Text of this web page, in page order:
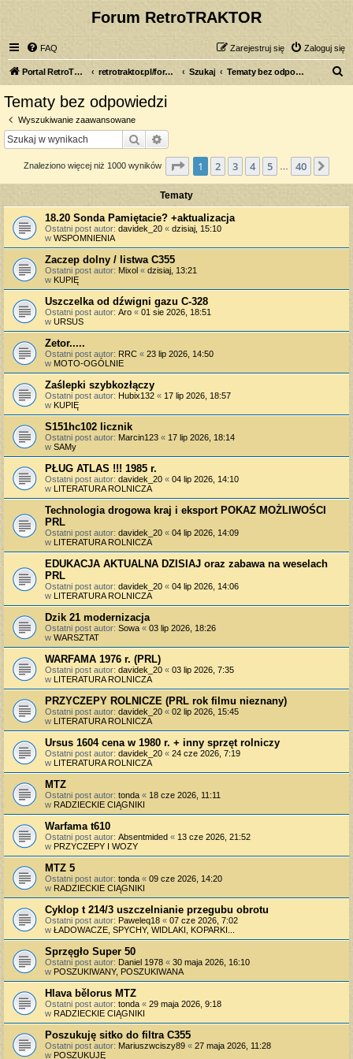
Forum RetroTRAKTOR
FAQ Zaloguj się
Zarejestruj się
Portal RetroTRAKTOR.pl retrotraktor.pl/forum Szukaj Tematy bez odpowiedzi
Tematy bez odpowiedzi
Wyszukiwanie zaawansowane
Szukaj
Znaleziono więcej niż 1000 wyników Strona z40
1 2 3 4 5 40
Tematy
18.20 Sonda Pamiętacie? +aktualizacja
Ostatni post autor: davidek_20 « dzisiaj, 15:10
w WSPOMNIENIA
Zaczep dolny / listwa C355
Ostatni post autor: Mixol « dzisiaj, 13:21
w KUPIĘ
Uszczelka od dźwigni gazu C-328
Ostatni post autor: Aro « 01 sie 2026, 18:51
w URSUS
Zetor.....
Ostatni post autor: RRC « 23 lip 2026, 14:50
w MOTO-OGÓLNIE
Zaślepki szybkozłączy
Ostatni post autor: Hubix132 « 17 lip 2026, 18:57
w KUPIĘ
S151hc102 licznik
Ostatni post autor: Marcin123 « 17 lip 2026, 18:14
w SAMy
PŁUG ATLAS !!! 1985 r.
Ostatni post autor: davidek_20 « 04 lip 2026, 14:10
w LITERATURA ROLNICZA
Technologia drogowa kraj i eksport POKAZ MOŻLIWOŚCI
PRL
Ostatni post autor: davidek_20 « 04 lip 2026, 14:09
w LITERATURA ROLNICZA
EDUKACJA AKTUALNA DZISIAJ oraz zabawa na weselach
PRL
Ostatni post autor: davidek_20 « 04 lip 2026, 14:06
w LITERATURA ROLNICZA
Dzik 21 modernizacja
Ostatni post autor: Sowa « 03 lip 2026, 18:26
w WARSZTAT
WARFAMA 1976 r. (PRL)
Ostatni post autor: davidek_20 « 03 lip 2026, 7:35
w LITERATURA ROLNICZA
PRZYCZEPY ROLNICZE (PRL rok filmu nieznany)
Ostatni post autor: davidek_20 « 02 lip 2026, 15:45
w LITERATURA ROLNICZA
Ursus 1604 cena w 1980 r. + inny sprzęt rolniczy
Ostatni post autor: davidek_20 « 24 cze 2026, 7:19
w LITERATURA ROLNICZA
MTZ
Ostatni post autor: tonda « 18 cze 2026, 11:11
w RADZIECKIE CIĄGNIKI
Warfama t610
Ostatni post autor: Absentmided « 13 cze 2026, 21:52
w PRZYCZEPY I WOZY
MTZ 5
Ostatni post autor: tonda « 09 cze 2026, 14:20
w RADZIECKIE CIĄGNIKI
Cyklop t 214/3 uszczelnianie przegubu obrotu
Ostatni post autor: Paweleq18 « 07 cze 2026, 7:02
w ŁADOWACZE, SPYCHY, WIDLAKI, KOPARKI...
Sprzęgło Super 50
Ostatni post autor: Daniel 1978 « 30 maja 2026, 16:10
w POSZUKIWANY, POSZUKIWANA
Hlava bělorus MTZ
Ostatni post autor: tonda « 29 maja 2026, 9:18
w RADZIECKIE CIĄGNIKI
Poszukuję sitko do filtra C355
Ostatni post autor: Mariuszwciszy89 « 27 maja 2026, 11:28
w POSZUKUJĘ